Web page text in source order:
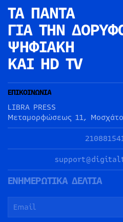
ΤΑ ΠΑΝΤΑ
ΓΙΑ ΤΗΝ
ΨΗΦΙΑΚΗ
ΚΑΙ HD TV
ΕΠΙΚΟΙΝΩΝΙΑ
LIBRA PRESS
Μεταμορφώσεως 11,
ΕΝΗΜΕΡΩΤΙΚΑ ΔΕΛΤΙΑ